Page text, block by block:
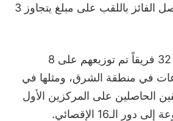
دولار، في حين سيحصل الفائز باللقب على مبلغ يتجاوز 3
ويشارك في البطولة 32 فريقاً تم توزيعهم على 8
4 مجموعات في منطقة الشرق، ومثلها في
الحاصلين على المركزين الأول
الـ16 الإقصائي.